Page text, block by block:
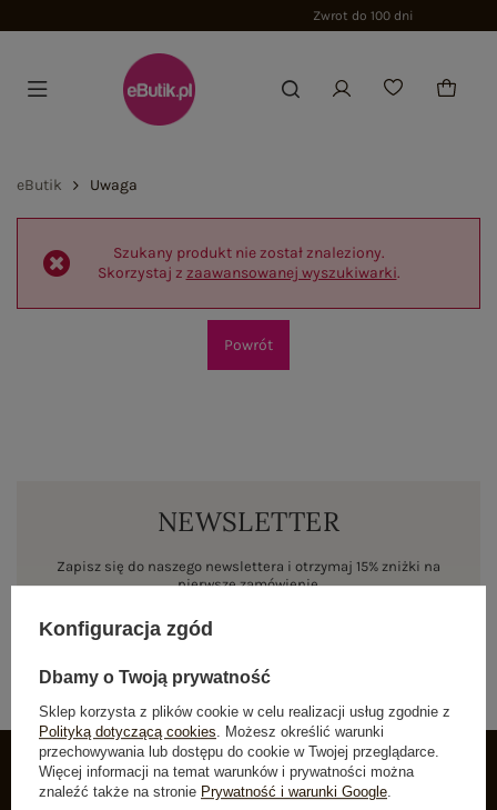
eButik Uwaga
Szukany produkt nie został znaleziony.
Skorzystaj z zaawansowanej wyszukiwarki.
Powrót
NEWSLETTER
Zapisz się do naszego newslettera i otrzymaj 15% zniżki na
pierwsze zamówienie
INFORMACJE O BUTIK
Konfiguracja zgód
Dbamy o Twoją prywatność
Sklep korzysta z plików cookie w celu realizacji usług zgodnie z
Polityką dotyczącą cookies. Możesz określić warunki
przechowywania lub dostępu do cookie w Twojej przeglądarce.
Więcej informacji na temat warunków i prywatności można
znaleźć także na stronie Prywatność i warunki Google.